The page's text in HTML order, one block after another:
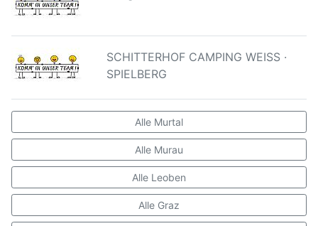
SCHITTERHOF CAMPING WEISS ·
SPIELBERG
Alle Murtal
Alle Murau
Alle Leoben
Alle Graz